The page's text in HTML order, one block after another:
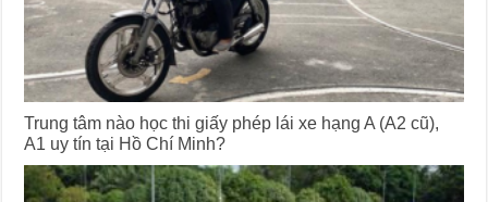
Trung tâm nào học thi giấy phép lái xe hạng A (A2 cũ),
A1 uy tín tại Hồ Chí Minh?